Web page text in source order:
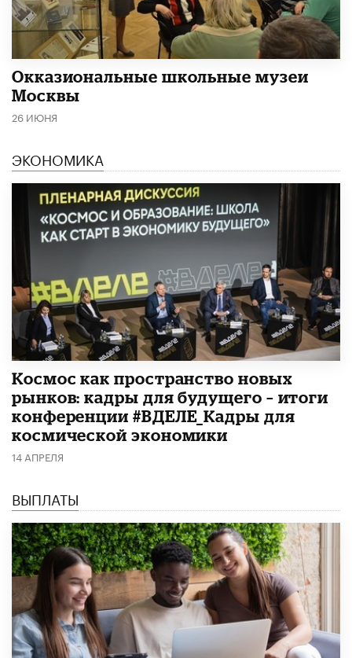
​Окказиональные школьные музеи
Москвы
26 ИЮНЯ
ЭКОНОМИКА
Космос как пространство новых
рынков: кадры для будущего – итоги
конференции #ВДЕЛЕ_Кадры для
космической экономики
14 АПРЕЛЯ
ВЫПЛАТЫ